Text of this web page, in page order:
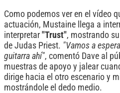
Como podemos ver en el vídeo
actuación, Mustaine llega a
interpretar "Trust", mostrando
de Judas Priest. "Vamos a
guitarra ahí", comentó Dave al
muestras de apoyo y jalear
dirige hacia el otro escenario y
mostrándole el dedo medio.